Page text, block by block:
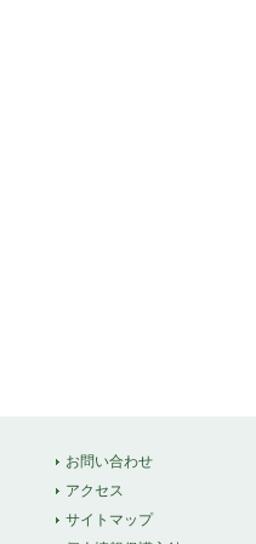
お問い合わせ
アクセス
サイトマップ